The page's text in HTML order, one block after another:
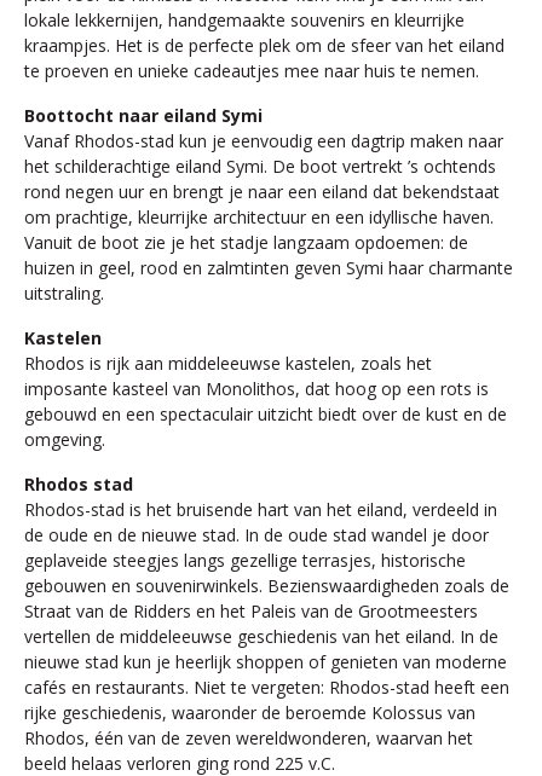
lokale lekkernijen, handgemaakte souvenirs en kleurrijke
kraampjes. Het is de perfecte plek om de sfeer van het eiland
te proeven en unieke cadeautjes mee naar huis te nemen.
Boottocht naar eiland Symi
Vanaf Rhodos-stad kun je eenvoudig een dagtrip maken naar
het schilderachtige eiland Symi. De boot vertrekt ’s ochtends
rond negen uur en brengt je naar een eiland dat bekendstaat
om prachtige, kleurrijke architectuur en een idyllische haven.
Vanuit de boot zie je het stadje langzaam opdoemen: de
huizen in geel, rood en zalmtinten geven Symi haar charmante
uitstraling.
Kastelen
Rhodos is rijk aan middeleeuwse kastelen, zoals het
imposante kasteel van Monolithos, dat hoog op een rots is
gebouwd en een spectaculair uitzicht biedt over de kust en de
omgeving.
Rhodos stad
Rhodos-stad is het bruisende hart van het eiland, verdeeld in
de oude en de nieuwe stad. In de oude stad wandel je door
geplaveide steegjes langs gezellige terrasjes, historische
gebouwen en souvenirwinkels. Bezienswaardigheden zoals de
Straat van de Ridders en het Paleis van de Grootmeesters
vertellen de middeleeuwse geschiedenis van het eiland. In de
nieuwe stad kun je heerlijk shoppen of genieten van moderne
cafés en restaurants. Niet te vergeten: Rhodos-stad heeft een
rijke geschiedenis, waaronder de beroemde Kolossus van
Rhodos, één van de zeven wereldwonderen, waarvan het
beeld helaas verloren ging rond 225 v.C.